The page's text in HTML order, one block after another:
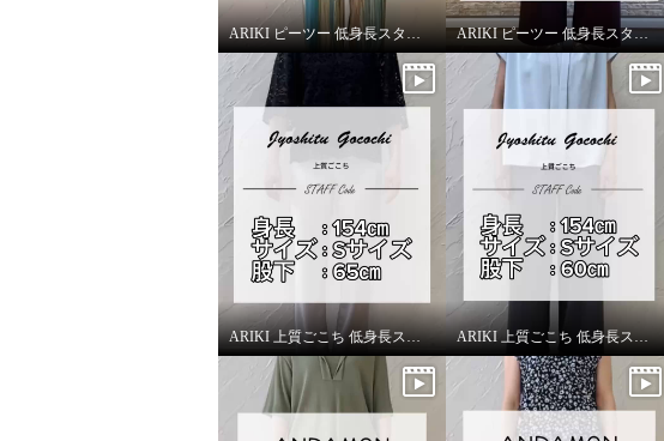
ARIKI ピーツー 低身長スタッフがはいてみました！ ARIKI ピーツー 低身長スタッフがはいてみました！
ARIKI 上質ごこち 低身長スタッフがはいてみました！ ARIKI 上質ごこち 低身長スタッフがはいてみました！